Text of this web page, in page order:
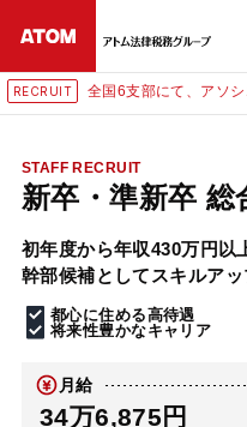
全国6支部にて、アソシエイ
STAFF RECRUIT
新卒・準新卒 総
初年度から年収430万円以
幹部候補としてスキルアッ
都心に住める高待遇
将来性豊かなキャリア
月給
34万6,875円
24時間
無料相談窓口は
電話・LINE・
ホーム